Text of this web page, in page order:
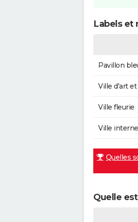
Labels et
Pavillon
Ville d'art
Ville fleurie
Ville
Quelles
Quelle